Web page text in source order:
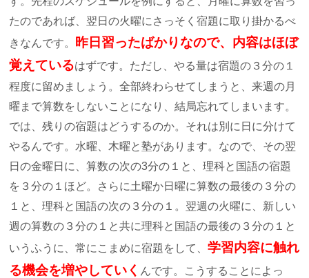
たのであれば、翌日の火曜にさっそく宿題に取り掛かるべ
きなんです。 昨日習ったばかりなので、内容はほぼ
覚えているはずです。ただし、やる量は宿題の３分の１
程度に留めましょう。全部終わらせてしまうと、来週の月
曜まで算数をしないことになり、結局忘れてしまいます。
では、残りの宿題はどうするのか。それは別に日に分けて
やるんです。水曜、木曜と塾があります。なので、その翌
日の金曜日に、算数の次の3分の１と、理科と国語の宿題
を３分の１ほど。さらに土曜か日曜に算数の最後の３分の
１と、理科と国語の次の３分の１。翌週の火曜に、新しい
週の算数の３分の１と共に理科と国語の最後の３分の１と
いうふうに、常にこまめに宿題をして、学習内容に触れ
る機会を増やしていく んです。こうすることによっ